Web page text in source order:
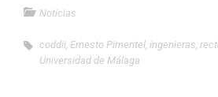
Noticias
coddii, Ernesto Pimentel, ingenieras,
Universidad de Málaga